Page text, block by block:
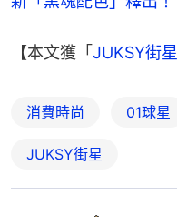
【本文獲「 JUKSY街星
消費時尚 01球星
JUKSY街星